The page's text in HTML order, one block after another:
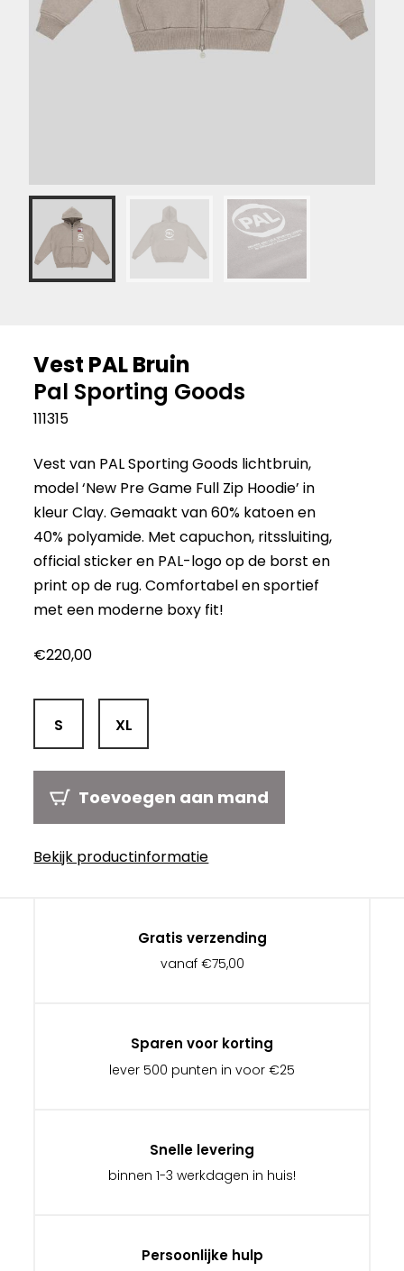
Vest PAL Bruin
Pal Sporting Goods
111315
Vest van PAL Sporting Goods lichtbruin,
model ‘New Pre Game Full Zip Hoodie’ in
kleur Clay. Gemaakt van 60% katoen en
40% polyamide. Met capuchon, ritssluiting,
official sticker en PAL-logo op de borst en
print op de rug. Comfortabel en sportief
met een moderne boxy fit!
€220,00
S XL
Toevoegen aan mand
Bekijk productinformatie
Gratis verzending
vanaf €75,00
Sparen voor korting
lever 500 punten in voor €25
Snelle levering
binnen 1-3 werkdagen in huis!
Persoonlijke hulp